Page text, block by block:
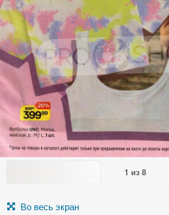
1 из 8
Во весь экран